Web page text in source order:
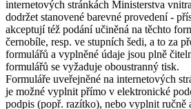
internetových stránkách Ministerstva
dodržet stanovené barevné provedení -
akceptují též podání učiněná na těchto
černobíle, resp. ve stupních šedi, a to za
formulářů a vyplněné údaje jsou plně
formulářů se vyžaduje oboustranný tisk.
Formuláře uveřejněné na internetových
je možné vyplnit přímo v elektronické
podpis (popř. razítko), nebo vyplnit ručně